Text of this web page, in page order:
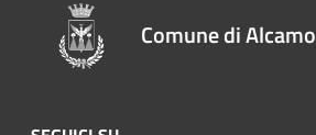
Comune di Alcamo